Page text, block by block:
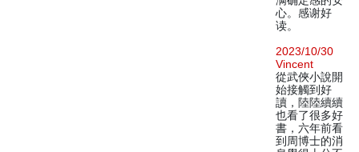
心。感谢好
读。
2023/10/30
Vincent
從武俠小說開
始接觸到好
讀，陸陸續續
也看了很多好
書，六年前看
到周博士的消